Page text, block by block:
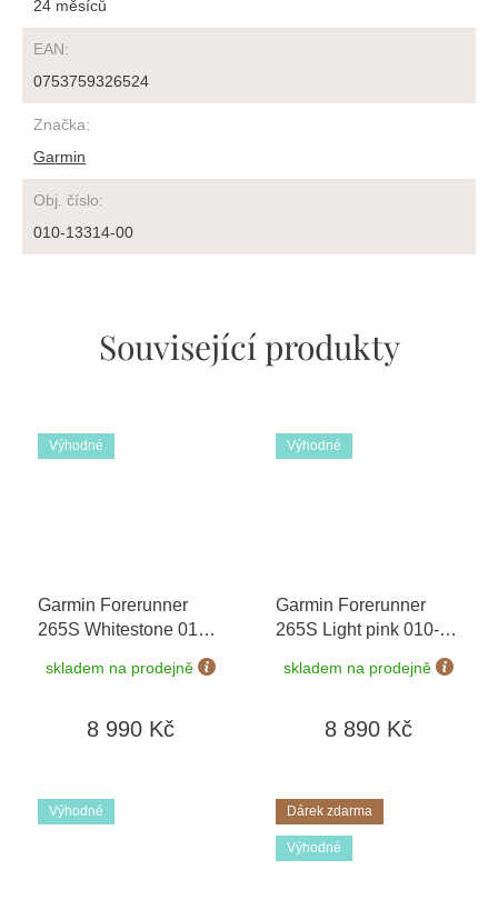
Související produkty
Výhodné
Garmin Forerunner
265S Whitestone 010-
výměny do 90 dní
skladem na prodejně
8 990 Kč
Výhodné
Garmin Forerunner
265S Light pink 010-
výměny do 90 dní
skladem na prodejně
8 890 Kč
Výhodné Dárek zdarma
Výhodné
24 měsíců
EAN:
0753759326524
Značka:
Garmin
Obj. číslo:
010-13314-00